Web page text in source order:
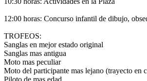
12:00 horas: Concurso infantil de dibujo,
TROFEOS:
Sanglas en mejor estado original
Sanglas mas antigua
Moto mas peculiar
Moto del participante mas lejano (trayecto en
Piloto de mas edad